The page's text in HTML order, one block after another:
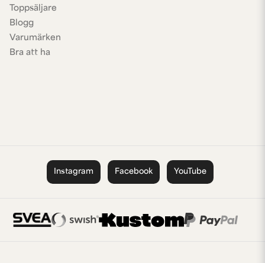
Toppsäljare
Blogg
Varumärken
Bra att ha
Instagram Facebook YouTube